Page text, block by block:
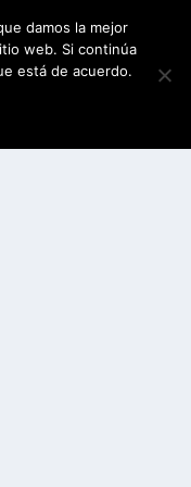
damos la mejor
web. Si continúa
está de acuerdo.